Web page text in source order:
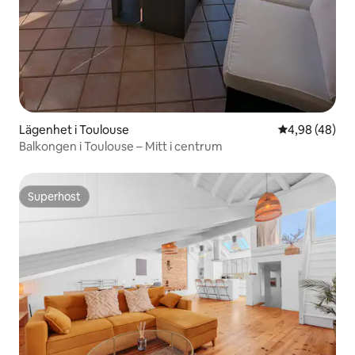
Lägenhet i Toulouse 4,98 av 5 i
4,98 (48)
Balkongen i Toulouse – Mitt i centrum
Superhost
Superhost